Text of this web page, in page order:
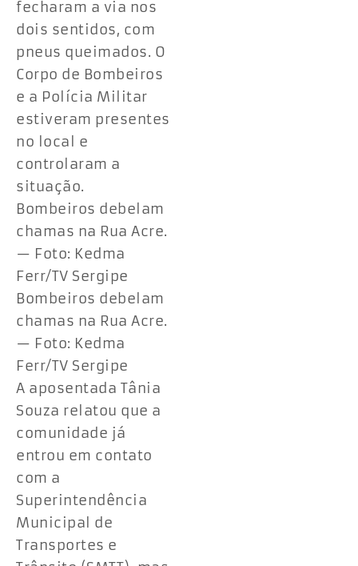
fecharam a via nos
dois sentidos, com
pneus queimados. O
Corpo de Bombeiros
e a Polícia Militar
estiveram presentes
no local e
controlaram a
situação.
Bombeiros debelam
chamas na Rua Acre.
— Foto: Kedma
Ferr/TV Sergipe
Bombeiros debelam
chamas na Rua Acre.
— Foto: Kedma
Ferr/TV Sergipe
A aposentada Tânia
Souza relatou que a
comunidade já
entrou em contato
com a
Superintendência
Municipal de
Transportes e